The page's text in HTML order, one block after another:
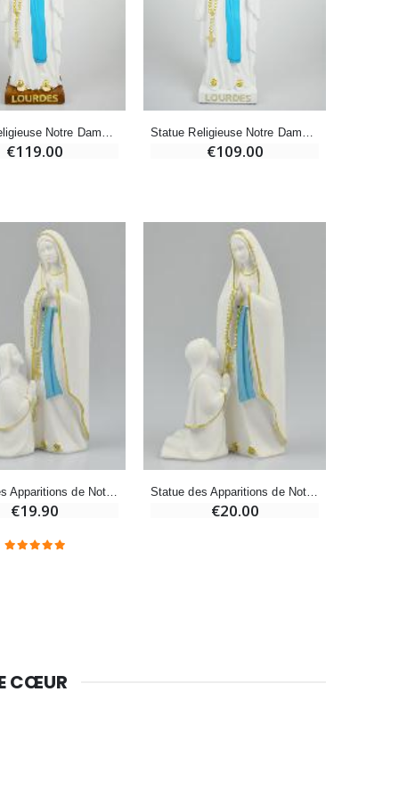
€7.90
€5.50
Statue Religieuse Notre Dame de Lourdes - 50cm
€119.00
Statue Religieuse Notre Dame de Lourdes - 50cm
€109.00
Statue des Apparitions de Notre Dame de Lourdes - 20 cm
€19.90
Statue des Apparitions de Notre Dame de Lourdes - 15 cm
€20.00
CŒUR